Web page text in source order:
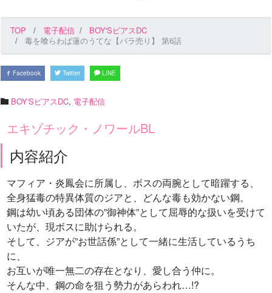
TOP 電子配信
BOY'SピアスDC
毒を喰らわば蓮のうてな【バラ売り】 第6話
Facebook Twitter LINE
BOY'SピアスDC, 電子配信
エキゾチック・ノワールBL
内容紹介
マフィア・炎鳳会に所属し、ボスの両腕として暗躍する、
全身猛毒の特異体質のジアと、どんな毒も効かない鋼。
鋼は幼い頃ある団体の”御神体”として屈辱的な扱いを受けて
いたが、現ボスに助けられる。
そして、ジアが”お世話係”として一緒に生活しているうち
に、
お互いが唯一無二の存在となり、愛し合う仲に。
そんな中、鋼の命を狙う勢力があらわれ…!?